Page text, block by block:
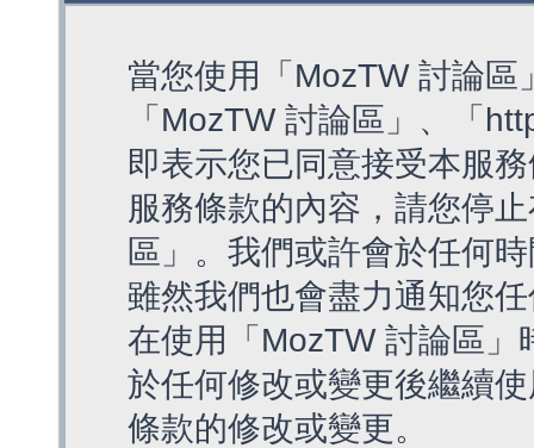
當您使用「MozTW 討論
「MozTW 討論區」、「
即表示您已同意接受本服
服務條款的內容，請您停
區」。我們或許會於任何
雖然我們也會盡力通知您
在使用「MozTW 討論區
於任何修改或變更後繼續
條款的修改或變更。